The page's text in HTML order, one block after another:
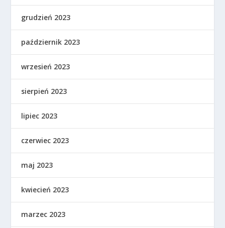
grudzień 2023
październik 2023
wrzesień 2023
sierpień 2023
lipiec 2023
czerwiec 2023
maj 2023
kwiecień 2023
marzec 2023